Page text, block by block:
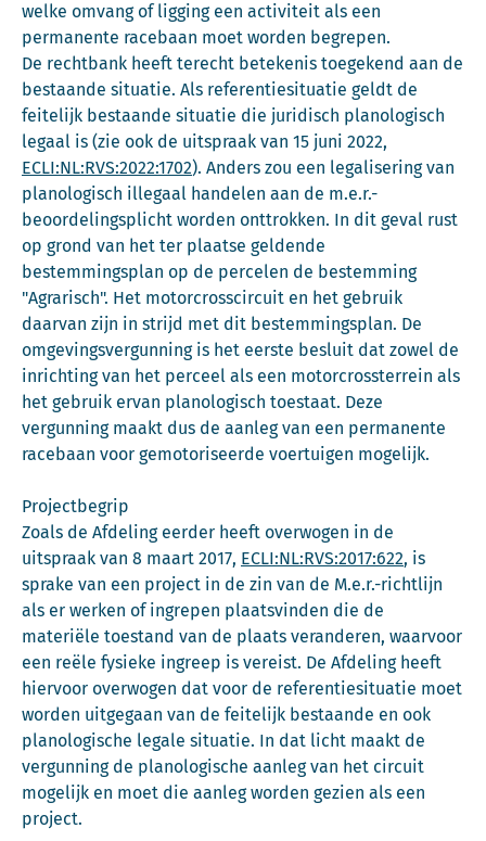
welke omvang of ligging een activiteit als een
permanente racebaan moet worden begrepen.
De rechtbank heeft terecht betekenis toegekend aan de
bestaande situatie. Als referentiesituatie geldt de
feitelijk bestaande situatie die juridisch planologisch
legaal is (zie ook de uitspraak van 15 juni 2022,
ECLI:NL:RVS:2022:1702). Anders zou een legalisering van
planologisch illegaal handelen aan de m.e.r.-
beoordelingsplicht worden onttrokken. In dit geval rust
op grond van het ter plaatse geldende
bestemmingsplan op de percelen de bestemming
"Agrarisch". Het motorcrosscircuit en het gebruik
daarvan zijn in strijd met dit bestemmingsplan. De
omgevingsvergunning is het eerste besluit dat zowel de
inrichting van het perceel als een motorcrossterrein als
het gebruik ervan planologisch toestaat. Deze
vergunning maakt dus de aanleg van een permanente
racebaan voor gemotoriseerde voertuigen mogelijk.
Projectbegrip
Zoals de Afdeling eerder heeft overwogen in de
uitspraak van 8 maart 2017, ECLI:NL:RVS:2017:622, is
sprake van een project in de zin van de M.e.r.-richtlijn
als er werken of ingrepen plaatsvinden die de
materiële toestand van de plaats veranderen, waarvoor
een reële fysieke ingreep is vereist. De Afdeling heeft
hiervoor overwogen dat voor de referentiesituatie moet
worden uitgegaan van de feitelijk bestaande en ook
planologische legale situatie. In dat licht maakt de
vergunning de planologische aanleg van het circuit
mogelijk en moet die aanleg worden gezien als een
project.